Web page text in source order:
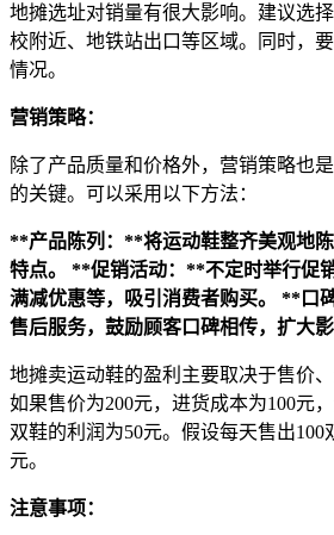
地摊选址对销量有很大影响。建议选
校附近、地铁站出口等区域。同时，
情况。
营销策略：
除了产品质量和价格外，营销策略也
的关键。可以采用以下方法：
**产品陈列：**将运动鞋整齐美观地
特点。
**促销活动：**不定时举行促
满减优惠等，吸引消费者购买。
**口
售后服务，鼓励顾客口碑相传，扩大影
地摊卖运动鞋的盈利主要取决于售价
如果售价为200元，进货成本为100元
双鞋的利润为50元。假设每天售出100
元。
注意事项：